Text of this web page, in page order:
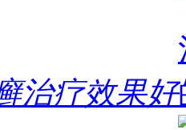
治疗效果好